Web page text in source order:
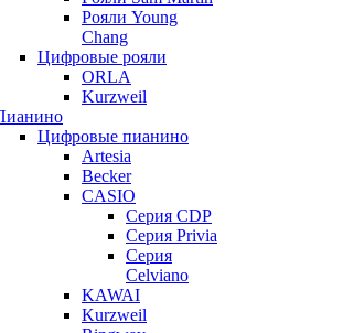
Рояли Young
Chang
Цифровые рояли
ORLA
Kurzweil
Цифровые пианино
Artesia
Becker
CASIO
Серия CDP
Серия Privia
Серия
Celviano
KAWAI
Kurzweil